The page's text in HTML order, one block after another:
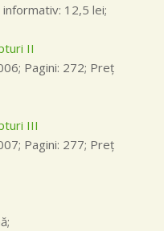
12,5 lei;
II
Pagini: 272; Preţ
III
Pagini: 277; Preţ